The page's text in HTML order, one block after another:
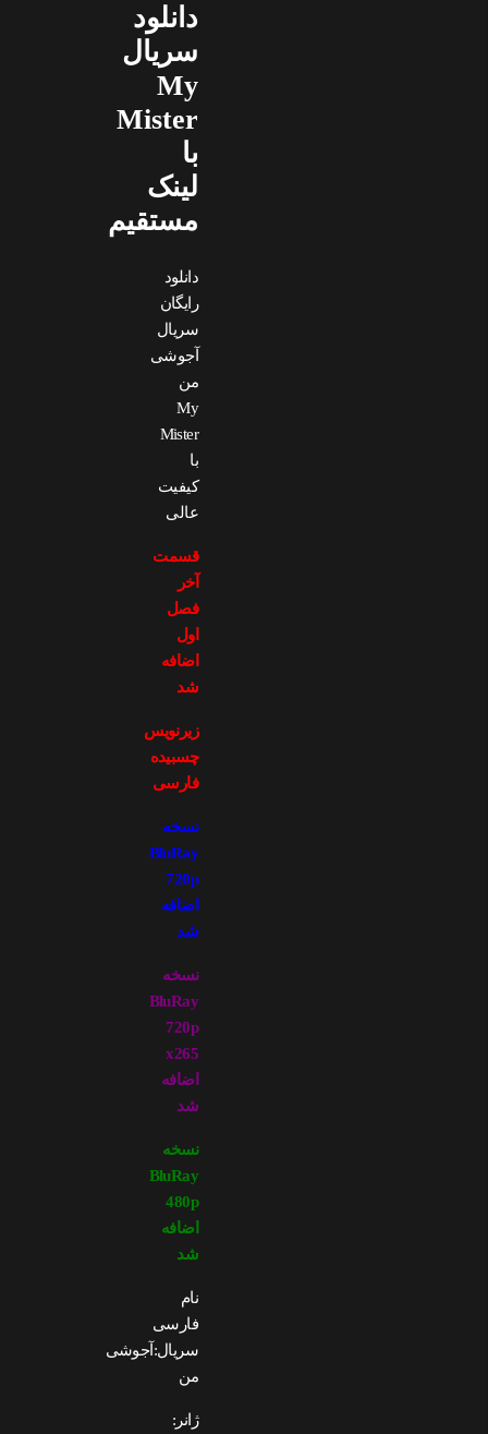
دانلود
سریال
My
Mister
با
لینک
مستقیم
دانلود
رایگان
سریال
آجوشی
من
My
Mister
با
کیفیت
عالی
قسمت
آخر
فصل
اول
اضافه
شد
زیرنویس
چسبیده
فارسی
نسخه
BluRay
720p
اضافه
شد
نسخه
BluRay
720p
x265
اضافه
شد
نسخه
BluRay
480p
اضافه
شد
نام
فارسی
سریال:آجوشی
من
ژانر: